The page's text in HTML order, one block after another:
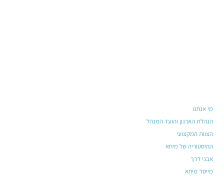
מי אנחנו
הנהלת הארגון והועד המנהל
הצוות המקצועי
ההיסטוריה של מיחא
אבני דרך
מייסד מיחא